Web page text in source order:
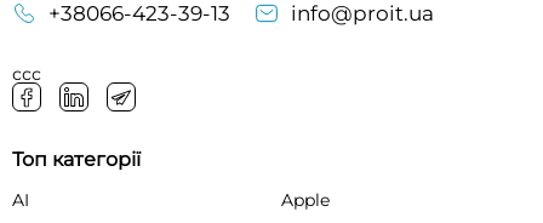
+38066-423-39-13
info@proit.ua
ссс
Топ категорії
AI
Apple